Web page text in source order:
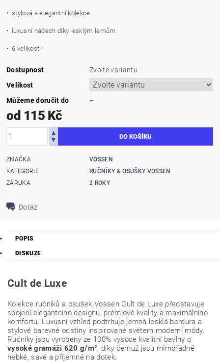
• stylová a elegantní kolekce
• luxusní nádech díky lesklým lemům
• 6 velikostí
Dostupnost
Zvolte variantu
Velikost
Můžeme doručit do
–
od 115 Kč
ZNAČKA
VOSSEN
KATEGORIE
RUČNÍKY & OSUŠKY VOSSEN
ZÁRUKA
2 ROKY
Dotaz
POPIS
DISKUZE
Cult de Luxe
Kolekce ručníků a osušekVossenCult de Luxe představuje
spojení elegantního designu, prémiové kvality a maximálního
komfortu. Luxusní vzhled podtrhuje jemná lesklá bordura a
stylové barevné odstíny inspirované světem moderní módy.
Ručníky jsou vyrobeny ze 100% vysoce kvalitní bavlny o
vysoké gramáži 620 g/m², díky čemuž jsou mimořádně
hebké, savé a příjemné na dotek.